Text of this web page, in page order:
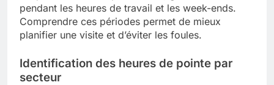
pendant les heures de travail et les week-ends.
Comprendre ces périodes permet de mieux
planifier une visite et d’éviter les foules.
Identification des heures de pointe par
secteur